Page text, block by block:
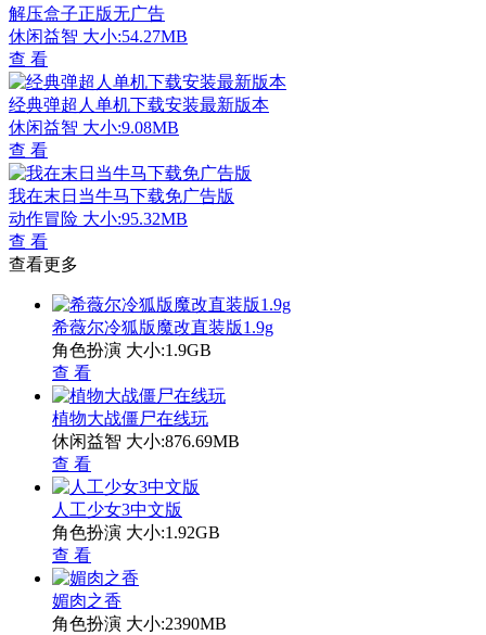
解压盒子正版无广告
休闲益智 大小:54.27MB
查 看
经典弹超人单机下载安装最新版本
休闲益智 大小:9.08MB
查 看
我在末日当牛马下载免广告版
动作冒险 大小:95.32MB
查 看
查看更多
希薇尔冷狐版魔改直装版1.9g
角色扮演 大小:1.9GB
查 看
植物大战僵尸在线玩
休闲益智 大小:876.69MB
查 看
人工少女3中文版
角色扮演 大小:1.92GB
查 看
媚肉之香
角色扮演 大小:2390MB